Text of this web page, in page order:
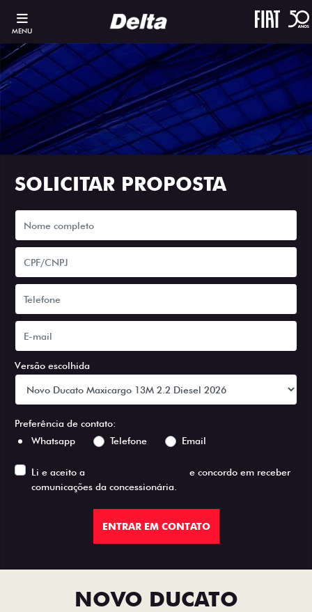
MENU
SOLICITAR PROPOSTA
Versão escolhida
Preferência de contato:
Whatsapp
Telefone Email
Li e aceito a
e concordo em receber
comunicações da concessionária.
ENTRAR EM CONTATO
NOVO DUCATO